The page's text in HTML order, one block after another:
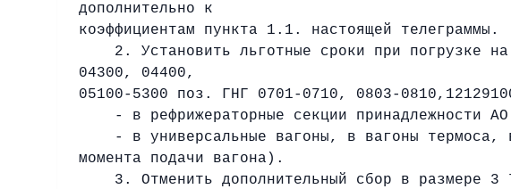
дополнительно к
коэффициентам пункта 1.1. настоящей телеграммы.
2. Установить льготные сроки при погрузке на
04300, 04400,
05100-5300 поз. ГНГ 0701-0710, 0803-
- в рефрижераторные секции принадлежности
- в универсальные вагоны, в вагоны термоса,
момента подачи вагона).
3. Отменить дополнительный сбор в размере 3